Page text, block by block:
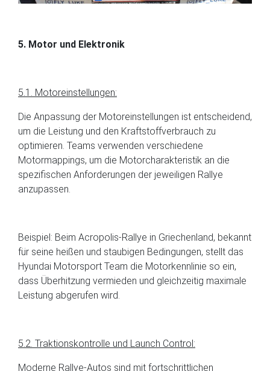
5. Motor und Elektronik
5.1. Motoreinstellungen:
Die Anpassung der Motoreinstellungen ist entscheidend,
um die Leistung und den Kraftstoffverbrauch zu
optimieren. Teams verwenden verschiedene
Motormappings, um die Motorcharakteristik an die
spezifischen Anforderungen der jeweiligen Rallye
anzupassen.
Beispiel: Beim Acropolis-Rallye in Griechenland, bekannt
für seine heißen und staubigen Bedingungen, stellt das
Hyundai Motorsport Team die Motorkennlinie so ein,
dass Überhitzung vermieden und gleichzeitig maximale
Leistung abgerufen wird.
5.2. Traktionskontrolle und Launch Control:
Moderne Rallye-Autos sind mit fortschrittlichen